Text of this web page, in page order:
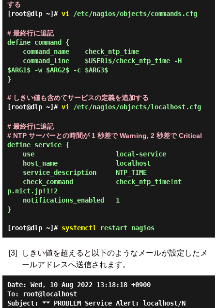
する
[root@dlp ~]# vi /etc/nagios/objects/commands.cfg
# 最終行に追記
define command {
$ARG1$ -w $ARG2$ -c $ARG3$
}
# しきい値も含めてサービスの定義を追加する
[root@dlp ~]# vi /etc/nagios/objects/localhost.cfg
# 最終行に追記
# NTP サーバーとの時間が 1 秒差で Warning, 2 秒差で Critical
define service {
p.nict.jp!1!2
}
[root@dlp ~]# systemctl restart nagios
[3]
しきい値を超えると以下のようなメールが設定したメ
ールアドレスへ送信されます。
Date: Wed, 10 Aug 2022 13:18:18 +0900
To: root@localhost
Subject: ** PROBLEM Service Alert: localhost/N